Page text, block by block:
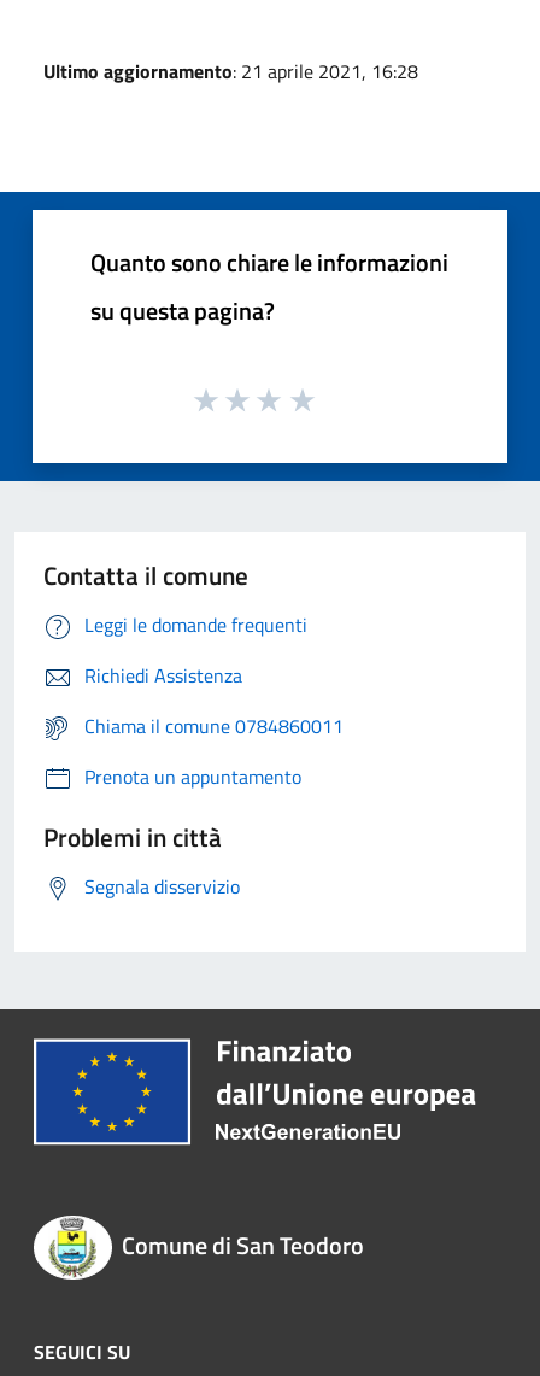
Ultimo aggiornamento: 21 aprile 2021, 16:28
Quanto sono chiare le informazioni
su questa pagina?
Contatta il comune
Leggi le domande frequenti
Richiedi Assistenza
Chiama il comune 0784860011
Prenota un appuntamento
Problemi in città
Segnala disservizio
Comune di San Teodoro
SEGUICI SU